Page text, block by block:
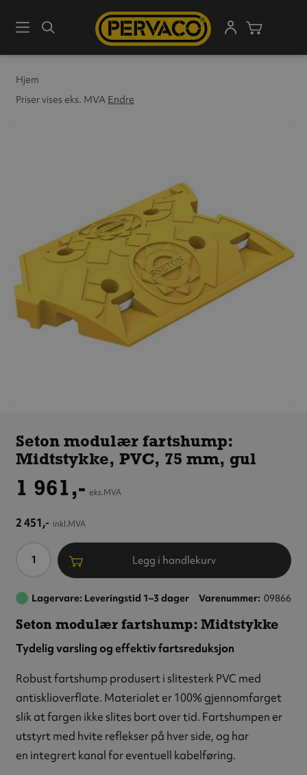
MenySøk
Hjem
Priser vises eks. MVA Endre
fartshump:
Midtstykke,
75 mm, gul
Seton modulær fartshump:
Midtstykke, PVC, 75 mm, gul
1 961,- eks.MVA
2 451,- inkl.MVA
Antall Legg i handlekurv
Lagervare: Leveringstid 1–3 dager Varenummer 09866
Seton modulær fartshump: Midtstykke
Tydelig varsling og effektiv fartsreduksjon
Robust fartshump produsert i slitesterk PVC med
antisklioverflate. Materialet er 100% gjennomfarget
slik at fargen ikke slites bort over tid. Fartshumpen er
utstyrt med hvite reflekser på hver side, og har
en integrert kanal for eventuell kabelføring.